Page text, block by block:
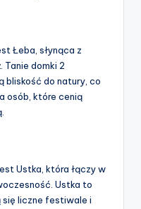
Łeba, słynąca z
Tanie domki 2
bliskość do natury, co
osób, które cenią
Ustka, która łączy w
Ustka to
się liczne festiwale i